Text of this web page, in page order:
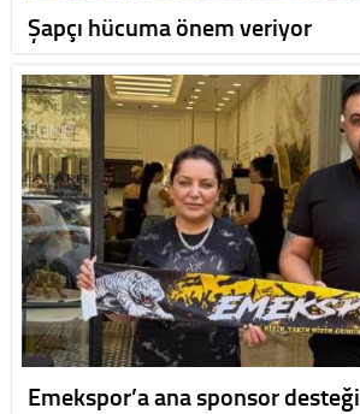
Şapçı hücuma önem veriyor
Emekspor’a ana sponsor desteği